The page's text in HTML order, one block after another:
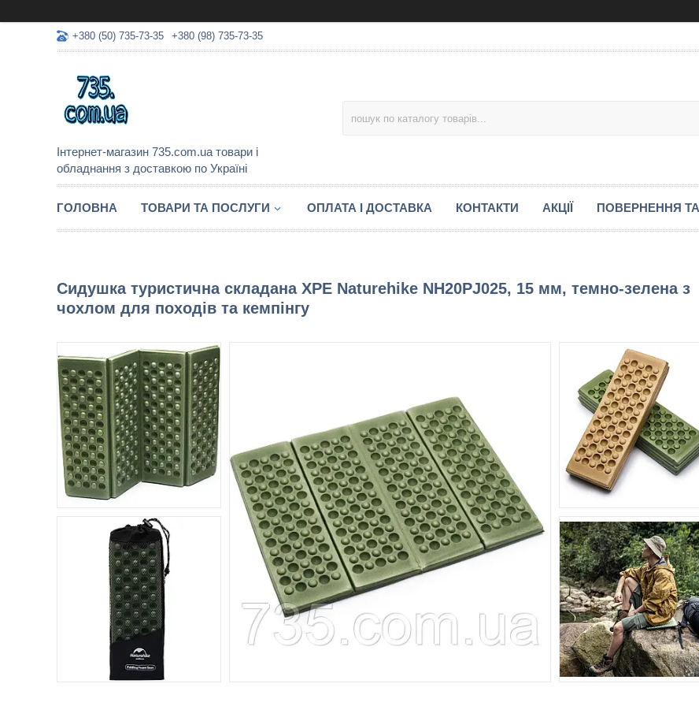
+380 (50) 735-73-35 +380 (98) 735-73-35
Інтернет-магазин 735.com.ua товари і
обладнання з доставкою по Україні
ГОЛОВНА ТОВАРИ ТА ПОСЛУГИ ОПЛАТА І ДОСТАВКА КОНТАКТИ АКЦІЇ ПОВЕРНЕННЯ
Сидушка туристична складана XPE Naturehike NH20PJ025, 15 мм, темно-зелена з
чохлом для походів та кемпінгу